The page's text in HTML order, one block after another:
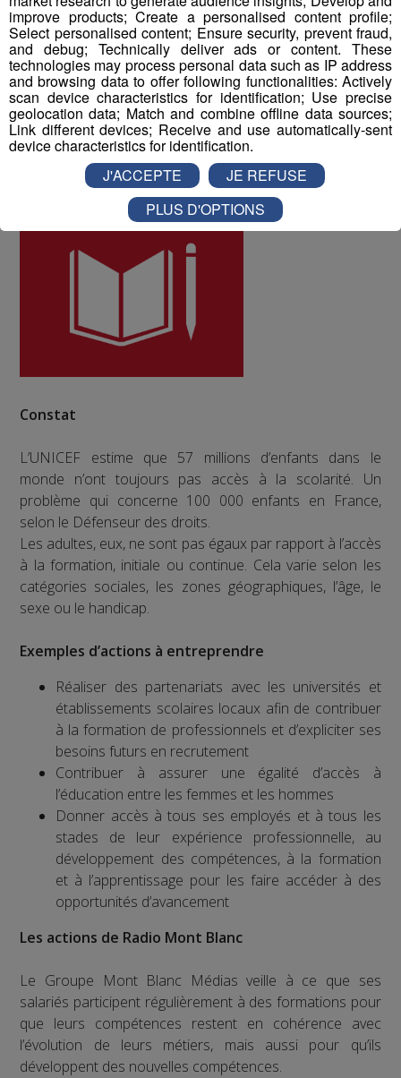
les collaborateurs ont donné une note globale de 8 sur
10 à la qualité de vie au travail au sein du Groupe Mont
Blanc Médias.
ODD numéro 4 : Education de qualité
Constat
L’UNICEF estime que 57 millions d’enfants dans le
monde n’ont toujours pas accès à la scolarité. Un
problème qui concerne 100 000 enfants en France,
selon le Défenseur des droits.
Les adultes, eux, ne sont pas égaux par rapport à l’accès
à la formation, initiale ou continue. Cela varie selon les
catégories sociales, les zones géographiques, l’âge, le
sexe ou le handicap.
Exemples d’actions à entreprendre
Réaliser des partenariats avec les universités et
établissements scolaires locaux afin de contribuer
à la formation de professionnels et d’expliciter ses
besoins futurs en recrutement
Contribuer à assurer une égalité d’accès à
l’éducation entre les femmes et les hommes
Donner accès à tous ses employés et à tous les
stades de leur expérience professionnelle, au
développement des compétences, à la formation
et à l’apprentissage pour les faire accéder à des
opportunités d’avancement
Les actions de Radio Mont Blanc
Le Groupe Mont Blanc Médias veille à ce que ses
salariés participent régulièrement à des formations pour
que leurs compétences restent en cohérence avec
l’évolution de leurs métiers, mais aussi pour qu’ils
développent des nouvelles compétences.
improve products; Create a personalised content profile;
Select personalised content; Ensure security, prevent fraud,
and debug; Technically deliver ads or content. These
technologies may process personal data such as IP address
and browsing data to offer following functionalities: Actively
scan device characteristics for identification; Use precise
geolocation data; Match and combine offline data sources;
Link different devices; Receive and use automatically-sent
device characteristics for identification.
J'ACCEPTE
JE REFUSE
PLUS D'OPTIONS